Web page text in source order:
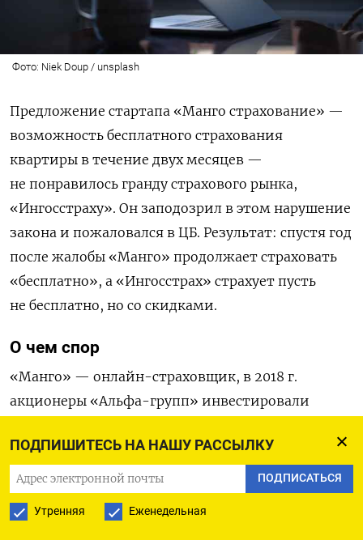
ПОДПИШИТЕСЬ НА НАШУ РАССЫЛКУ
ПОДПИСАТЬСЯ
Утренняя Еженедельная
Фото: Niek Doup / unsplash
Предложение стартапа «Манго страхование» —
возможность бесплатного страхования
квартиры в течение двух месяцев —
не понравилось гранду страхового рынка,
«Ингосстраху». Он заподозрил в этом нарушение
закона и пожаловался в ЦБ. Результат: спустя год
после жалобы «Манго» продолжает страховать
«бесплатно», а «Ингосстрах» страхует пусть
не бесплатно, но со скидками.
О чем спор
«Манго» — онлайн-страховщик, в 2018 г.
акционеры «Альфа-групп» инвестировали
Компания страхует недвижимость и домашних
животных. Полис можно купить не только
на год, но и — по аналогии с подпиской —